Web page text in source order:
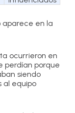
aparece en la
ocurrieron en
perdían porque
siendo
al equipo